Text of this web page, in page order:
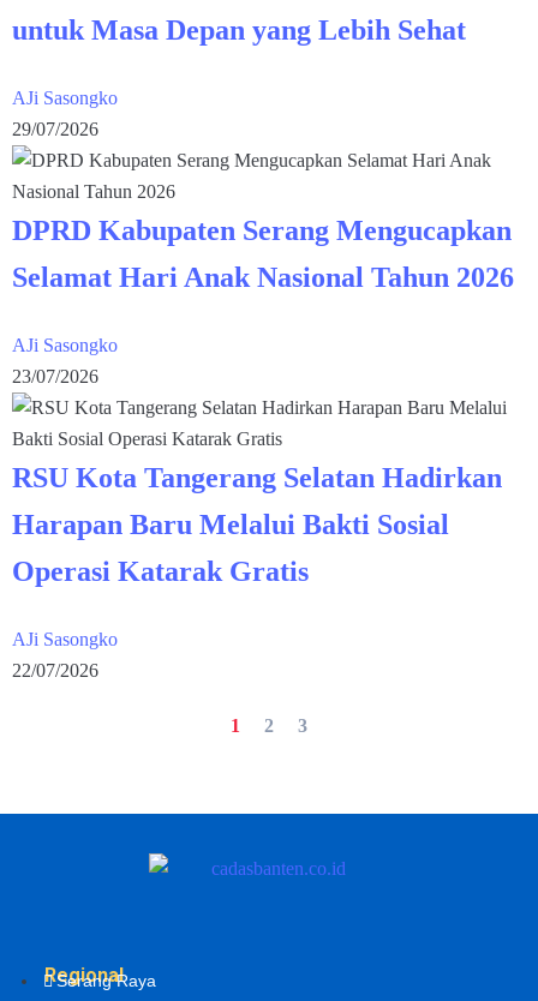
untuk Masa Depan yang Lebih Sehat
AJi Sasongko
29/07/2026
DPRD Kabupaten Serang Mengucapkan
Selamat Hari Anak Nasional Tahun 2026
AJi Sasongko
23/07/2026
RSU Kota Tangerang Selatan Hadirkan
Harapan Baru Melalui Bakti Sosial
Operasi Katarak Gratis
AJi Sasongko
22/07/2026
1 2 3
Regional
Serang Raya